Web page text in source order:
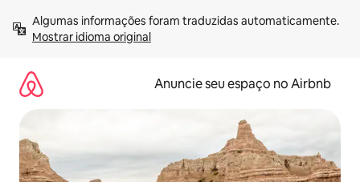
para
Mostrar idioma original
Anuncie seu espaço no Airbnb